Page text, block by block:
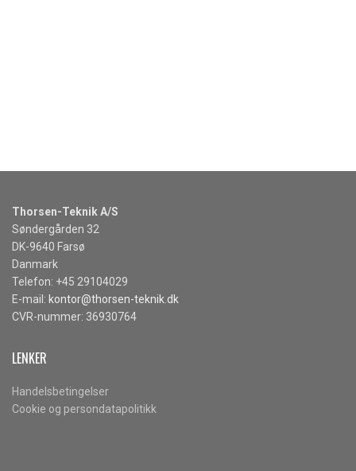
Thorsen-Teknik A/S
Søndergården 32
DK-9640 Farsø
Danmark
Telefon: +45 29104029
E-mail: kontor@thorsen-teknik.dk
CVR-nummer: 36930764
LENKER
Handelsbetingelser
Cookie og persondatapolitikk